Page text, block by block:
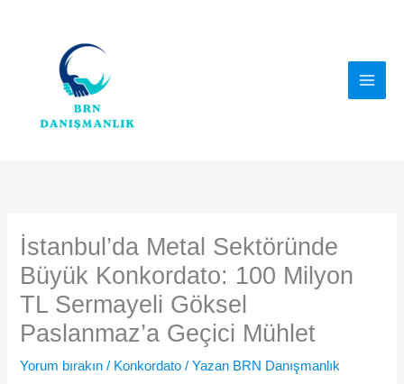
İstanbul’da Metal Sektöründe
Büyük Konkordato: 100 Milyon
TL Sermayeli Göksel
Paslanmaz’a Geçici Mühlet
Yorum bırakın / Konkordato / Yazan BRN Danışmanlık